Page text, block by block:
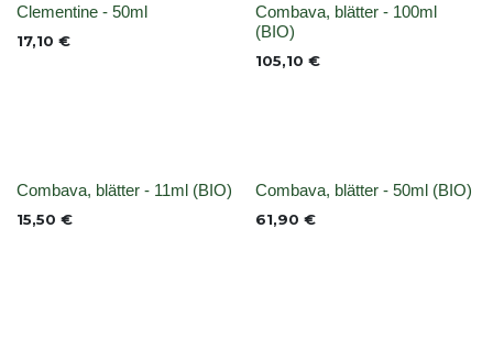
None
Clementine - 50ml
17,10 € None
Combava, blätter - 100ml
(BIO)
105,10 €
None
Combava, blätter - 11ml (BIO)
15,50 € None
Combava, blätter - 50ml (BIO)
61,90 €